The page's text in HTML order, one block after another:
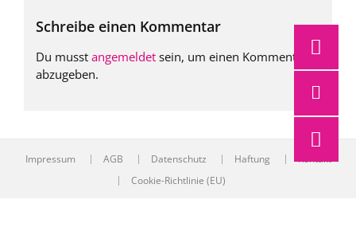
Schreibe einen Kommentar
Du musst angemeldet sein, um einen Kommentar
abzugeben.
Impressum AGB Datenschutz Haftung
Kontakt
Cookie-Richtlinie (EU)